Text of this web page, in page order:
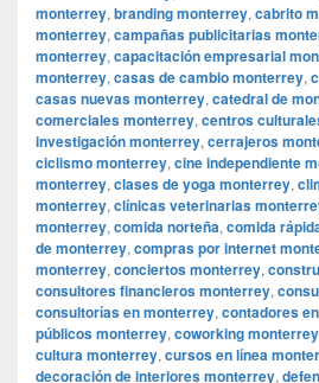
monterrey, branding monterrey, cabrito
monterrey, campañas publicitarias
monterrey, capacitación empresarial
monterrey, casas de cambio monterrey,
casas nuevas monterrey, catedral de
comerciales monterrey, centros
investigación monterrey, cerrajeros
ciclismo monterrey, cine independiente
monterrey, clases de yoga monterrey,
monterrey, clínicas veterinarias
monterrey, comida norteña, comida
de monterrey, compras por internet
monterrey, conciertos monterrey,
consultores financieros monterrey,
consultorías en monterrey, contadores
públicos monterrey, coworking monterrey
cultura monterrey, cursos en línea
decoración de interiores monterrey,